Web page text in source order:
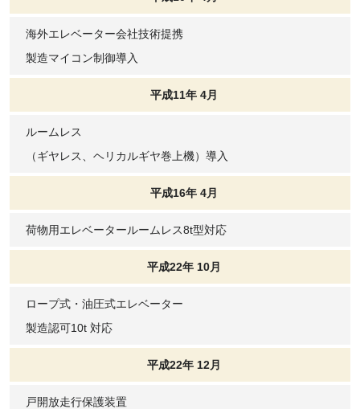
海外エレベーター会社技術提携
製造マイコン制御導入
平成11年 4月
ルームレス
（ギヤレス、ヘリカルギヤ巻上機）導入
平成16年 4月
荷物用エレベータールームレス8t型対応
平成22年 10月
ロープ式・油圧式エレベーター
製造認可10t 対応
平成22年 12月
戸開放走行保護装置